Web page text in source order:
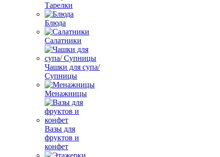
Тарелки
Блюда
Салатники
Чашки для супа/
Супницы
Менажницы
Вазы для
фруктов и
конфет